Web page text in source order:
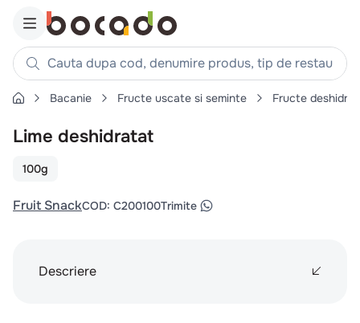
Cauta dupa cod, denumire produs, tip de restaurant,
Căutări populare
1. cartofi
. piept pui
4. chifle
coaste
Bacanie Fructe uscate si seminte Fructe
Lime deshidratat
100g
Fruit SnackCOD: C200100Trimite
Descriere